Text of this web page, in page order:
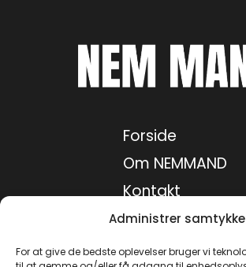
Administrer samtykke
For at give de bedste oplevelser bruger vi
Forside
Om NEMMAND
Kontakt
Medie kit
Privatlivspolitik